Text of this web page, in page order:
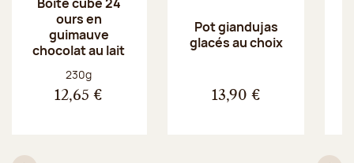
ours en
guimauve
chocolat au lait
Poids net :
230g
12,65 €
Pot giandujas
glacés au choix
13,90 €